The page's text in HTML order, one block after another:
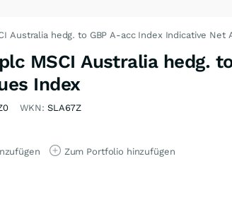
Australia hedg. to GBP A-acc Index Indicative Net
MSCI Australia hedg.
Index
WKN: SLA67Z
Zum Portfolio hinzufügen